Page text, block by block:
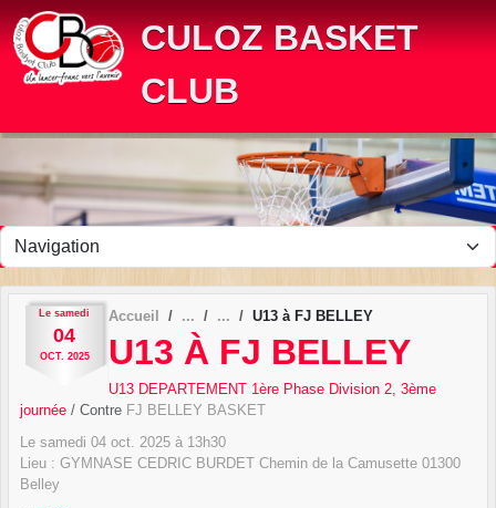
CULOZ BASKET
CLUB
Le samedi
04
OCT. 2025
Accueil U13 à FJ BELLEY
U13 À FJ BELLEY
U13 DEPARTEMENT 1ère Phase Division 2, 3ème
journée / Contre FJ BELLEY BASKET
Le samedi 04 oct. 2025 à 13h30
Lieu : GYMNASE CEDRIC BURDET Chemin de la Camusette 01300
Belley
Panneau de gestion des cookies